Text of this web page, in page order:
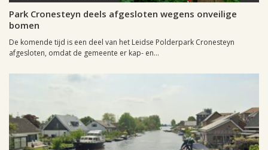
Park Cronesteyn deels afgesloten wegens onveilige
bomen
De komende tijd is een deel van het Leidse Polderpark Cronesteyn
afgesloten, omdat de gemeente er kap- en...